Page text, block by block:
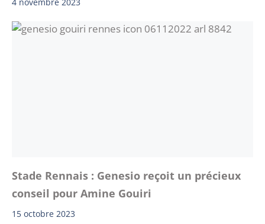
Stade Rennais : Genesio reçoit un précieux
conseil pour Amine Gouiri
15 octobre 2023